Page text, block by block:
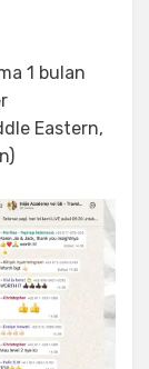
1 bulan
Eastern,